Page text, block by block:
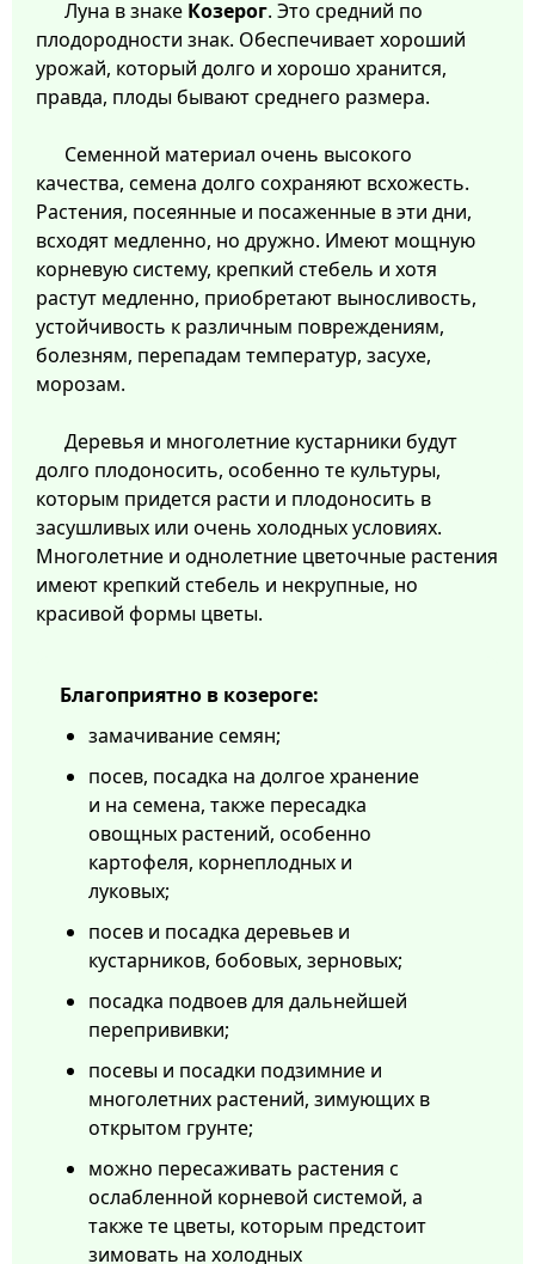
Луна в знаке Козерог. Это средний по
плодородности знак. Обеспечивает хороший
урожай, который долго и хорошо хранится,
правда, плоды бывают среднего размера.
Семенной материал очень высокого
качества, семена долго сохраняют всхожесть.
Растения, посеянные и посаженные в эти дни,
всходят медленно, но дружно. Имеют мощную
корневую систему, крепкий стебель и хотя
растут медленно, приобретают выносливость,
устойчивость к различным повреждениям,
болезням, перепадам температур, засухе,
морозам.
Деревья и многолетние кустарники будут
долго плодоносить, особенно те культуры,
которым придется расти и плодоносить в
засушливых или очень холодных условиях.
Многолетние и однолетние цветочные растения
имеют крепкий стебель и некрупные, но
красивой формы цветы.
Благоприятно в козероге:
замачивание семян;
посев, посадка на долгое хранение
и на семена, также пересадка
овощных растений, особенно
картофеля, корнеплодных и
луковых;
посев и посадка деревьев и
кустарников, бобовых, зерновых;
посадка подвоев для дальнейшей
перепрививки;
посевы и посадки подзимние и
многолетних растений, зимующих в
открытом грунте;
можно пересаживать растения с
ослабленной корневой системой, а
также те цветы, которым предстоит
зимовать на холодных